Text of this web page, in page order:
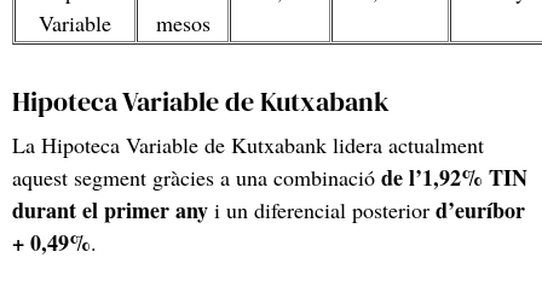
Variable
mesos
Hipoteca Variable de Kutxabank
La Hipoteca Variable de Kutxabank lidera actualment
aquest segment gràcies a una combinació de l’1,92% TIN
durant el primer any i un diferencial posterior d’euríbor
+ 0,49%.